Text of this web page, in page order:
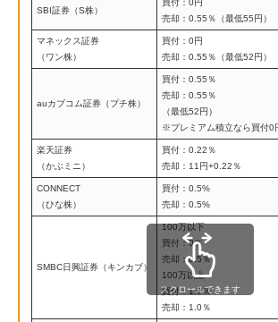
SBI証券（S株）
買付：0円
売却：0.55％（最低55円）
マネックス証券
（ワン株）
買付：0円
売却：0.55％（最低52円）
auカブコム証券（プチ株）
買付：0.55％
売却：0.55％
（最低52円）
※プレミアム積立なら買付0
楽天証券
（かぶミニ）
買付：0.22％
売却：11円+0.22％
CONNECT
（ひな株）
買付：0.5%
売却：0.5%
SMBC日興証券（キンカブ）
100万以下
買付：0％
売却：0.5％
100万以上
買付：1.0％
売却：1.0％
スクロールできます